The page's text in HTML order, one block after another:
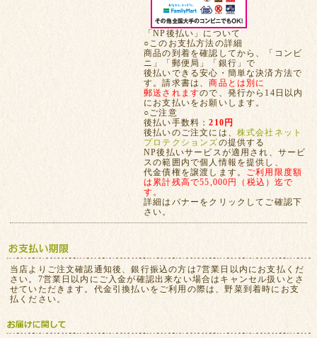
「NP後払い」について
○このお支払方法の詳細
商品の到着を確認してから、「コンビ
ニ」「郵便局」「銀行」で
後払いできる安心・簡単な決済方法で
す。請求書は、商品とは別に
郵送されますので、発行から14日以内
にお支払いをお願いします。
○ご注意
後払い手数料：210円
後払いのご注文には、 株式会社ネット
プロテクションズの提供する
NP後払いサービスが適用され、サービ
スの範囲内で個人情報を提供し、
代金債権を譲渡します。 ご利用限度額
は累計残高で55,000円（税込）迄で
す。
詳細はバナーをクリックしてご確認下
さい。
当店よりご注文確認通知後、銀行振込の方は7営業日以内にお支払くだ
さい。7営業日以内にご入金が確認出来ない場合はキャンセル扱いとさ
せていただきます。代金引換払いをご利用の際は、野菜到着時にお支
払ください。